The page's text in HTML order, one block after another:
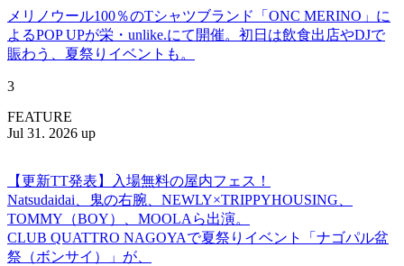
メリノウール100％のTシャツブランド「ONC MERINO」に
よるPOP UPが栄・unlike.にて開催。初日は飲食出店やDJで
賑わう、夏祭りイベントも。
3
FEATURE
Jul 31. 2026 up
【更新TT発表】入場無料の屋内フェス！
Natsudaidai、鬼の右腕、NEWLY×TRIPPYHOUSING、
TOMMY（BOY）、MOOLAら出演。
CLUB QUATTRO NAGOYAで夏祭りイベント「ナゴパル盆
祭（ボンサイ）」が、